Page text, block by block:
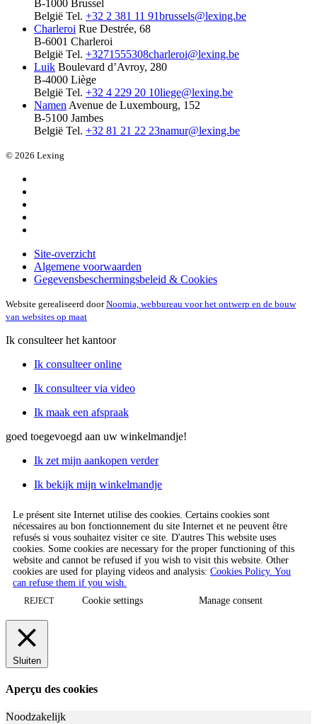
B-1000 Brussel
België Tel. +32 2 381 11 91brussels@lexing.be
Charleroi Rue Destrée, 68
B-6001 Charleroi
België Tel. +3271555308charleroi@lexing.be
Luik Boulevard d’Avroy, 280
B-4000 Liège
België Tel. +32 4 229 20 10liege@lexing.be
Namen Avenue de Luxembourg, 152
B-5100 Jambes
België Tel. +32 81 21 22 23namur@lexing.be
© 2026 Lexing
Site-overzicht
Algemene voorwaarden
Gegevensbeschermingsbeleid & Cookies
Website gerealiseerd doorNoomia, webbureau voor het ontwerp en de bouw
van websites op maat
Ik consulteer het kantoor
Ik consulteer online
Ik consulteer via video
Ik maak een afspraak
goed toegevoegd aan uw winkelmandje!
Ik zet mijn aankopen verder
Ik bekijk mijn winkelmandje
Le présent site Internet utilise des cookies. Certains cookies sont
nécessaires au bon fonctionnement du site Internet et ne peuvent être
refusés si vous souhaitez visiter ce site. D'autres This website uses
cookies. Some cookies are necessary for the proper functioning of this
website and cannot be refused if you wish to visit this website. Other
cookies are used for playing videos and analysis: Cookies Policy. You
can refuse them if you wish.
REJECT Cookie settings Manage consent
Sluiten
Aperçu des cookies
Noodzakelijk